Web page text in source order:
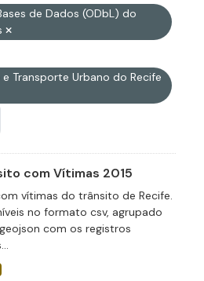
de Dados (ODbL) do
Transporte Urbano do Recife
com Vítimas 2015
vítimas do trânsito de Recife.
no formato csv, agrupado
com os registros